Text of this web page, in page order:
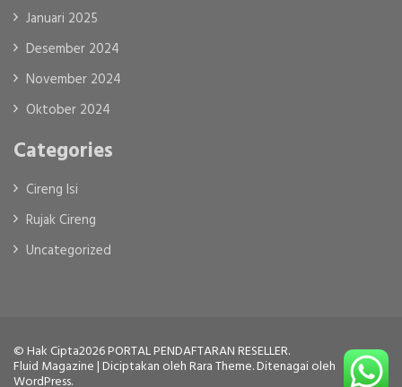
Januari 2025
Desember 2024
November 2024
Oktober 2024
Categories
Cireng Isi
Rujak Cireng
Uncategorized
© Hak Cipta2026PORTAL PENDAFTARAN RESELLER.
Fluid Magazine | Diciptakan olehRara Theme. Ditenagai oleh
WordPress.